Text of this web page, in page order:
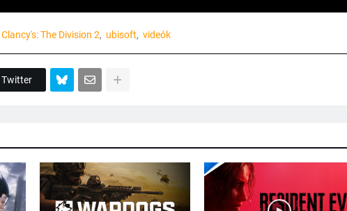
The Division 2 ubisoft videók
Twitter